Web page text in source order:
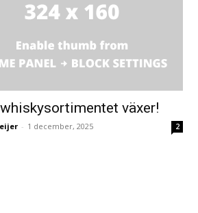
växer!
- 1 december, 2025 2